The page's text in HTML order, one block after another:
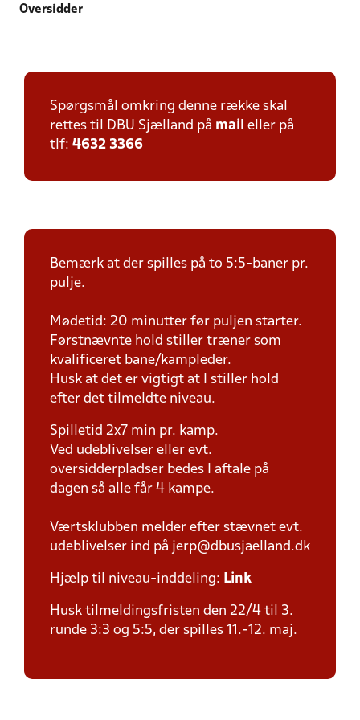
Oversidder
Spørgsmål omkring denne række skal
rettes til DBU Sjælland på mail eller på
tlf: 4632 3366
Bemærk at der spilles på to 5:5-baner pr.
pulje.
Mødetid: 20 minutter før puljen starter.
Førstnævnte hold stiller træner som
kvalificeret bane/kampleder.
Husk at det er vigtigt at I stiller hold
efter det tilmeldte niveau.
Spilletid 2x7 min pr. kamp.
Ved udeblivelser eller evt.
oversidderpladser bedes I aftale på
dagen så alle får 4 kampe.
Værtsklubben melder efter stævnet evt.
udeblivelser ind på jerp@dbusjaelland.dk
Hjælp til niveau-inddeling: Link
Husk tilmeldingsfristen den 22/4 til 3.
runde 3:3 og 5:5, der spilles 11.-12. maj.